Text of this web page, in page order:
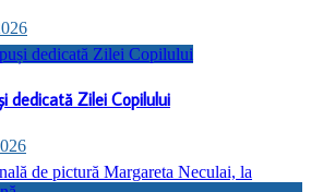
dedicată Zilei Copilului